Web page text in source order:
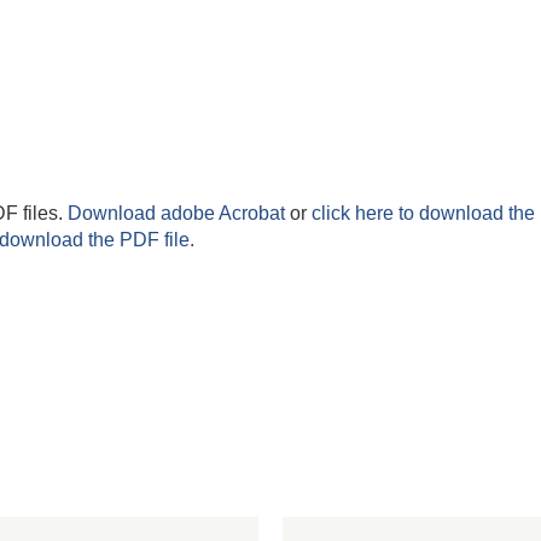
files. Download adobe Acrobator click here to download the
the PDF file.